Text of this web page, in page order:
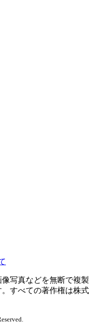
写真などを無断で複製
すべての著作権は株式